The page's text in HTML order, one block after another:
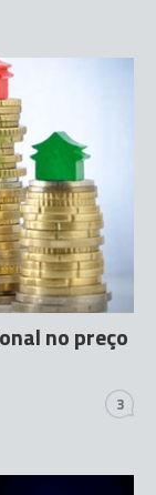
no preço
3